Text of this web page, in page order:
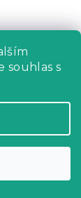
souhlas s